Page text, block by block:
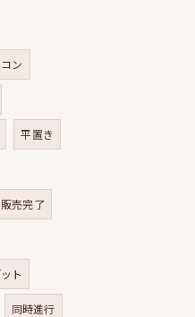
ン
平置き
販売完了
ト
同時進行